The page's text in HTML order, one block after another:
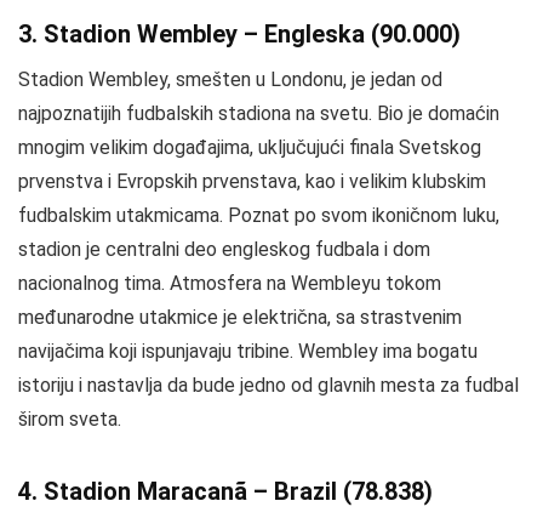
3. Stadion Wembley – Engleska (90.000)
Stadion Wembley, smešten u Londonu, je jedan od
najpoznatijih fudbalskih stadiona na svetu. Bio je domaćin
mnogim velikim događajima, uključujući finala Svetskog
prvenstva i Evropskih prvenstava, kao i velikim klubskim
fudbalskim utakmicama. Poznat po svom ikoničnom luku,
stadion je centralni deo engleskog fudbala i dom
nacionalnog tima. Atmosfera na Wembleyu tokom
međunarodne utakmice je električna, sa strastvenim
navijačima koji ispunjavaju tribine. Wembley ima bogatu
istoriju i nastavlja da bude jedno od glavnih mesta za fudbal
širom sveta.
4. Stadion Maracanã – Brazil (78.838)